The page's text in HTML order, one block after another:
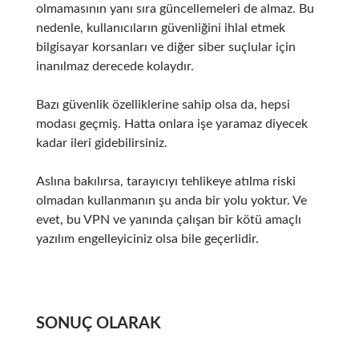
olmamasının yanı sıra güncellemeleri de almaz. Bu
nedenle, kullanıcıların güvenliğini ihlal etmek
bilgisayar korsanları ve diğer siber suçlular için
inanılmaz derecede kolaydır.
Bazı güvenlik özelliklerine sahip olsa da, hepsi
modası geçmiş. Hatta onlara işe yaramaz diyecek
kadar ileri gidebilirsiniz.
Aslına bakılırsa, tarayıcıyı tehlikeye atılma riski
olmadan kullanmanın şu anda bir yolu yoktur. Ve
evet, bu VPN ve yanında çalışan bir kötü amaçlı
yazılım engelleyiciniz olsa bile geçerlidir.
SONUÇ OLARAK